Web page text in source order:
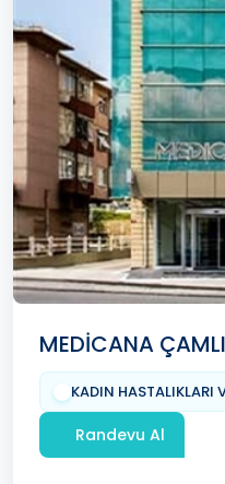
MEDİCANA
KADIN HASTALIKLARI
Randevu Al